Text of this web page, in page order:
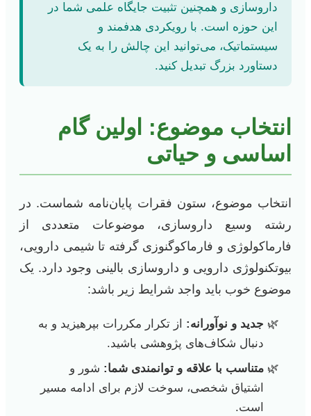
داروسازی و همچنین تثبیت جایگاه علمی شما در
این حوزه است. با رویکردی هدفمند و
سیستماتیک، می‌توانید این چالش را به یک
دستاورد بزرگ تبدیل کنید.
انتخاب موضوع: اولین گام
اساسی و حیاتی
انتخاب موضوع، ستون فقرات پایان‌نامه شماست. در
رشته وسیع داروسازی، موضوعات متعددی از
فارماکولوژی و فارماکوگنوزی گرفته تا شیمی دارویی،
بیوتکنولوژی دارویی و داروسازی بالینی وجود دارد. یک
موضوع خوب باید واجد شرایط زیر باشد:
جدید و نوآورانه: از تکرار مکررات بپرهیزید و به
دنبال شکاف‌های پژوهشی باشید.
متناسب با علاقه و توانمندی شما: شور و
اشتیاق شخصی، سوخت لازم برای ادامه مسیر
است.